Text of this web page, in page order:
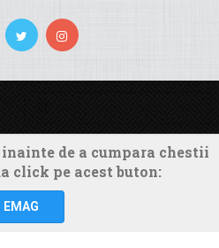
de a cumpara chestii
click pe acest buton:
EMAG